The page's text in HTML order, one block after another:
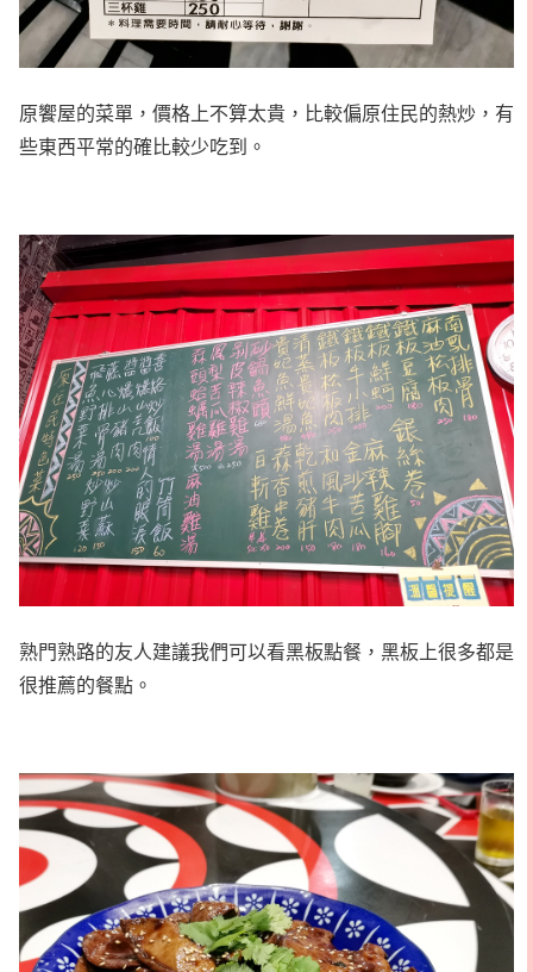
原饗屋的菜單，價格上不算太貴，比較偏原住民的熱炒，有
些東西平常的確比較少吃到。
熟門熟路的友人建議我們可以看黑板點餐，黑板上很多都是
很推薦的餐點。